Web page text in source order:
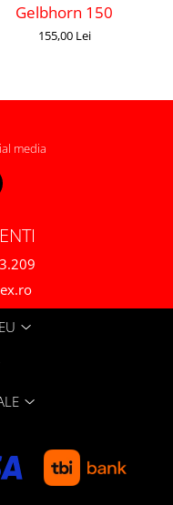
Gelbhorn 150
155,00 Lei
media